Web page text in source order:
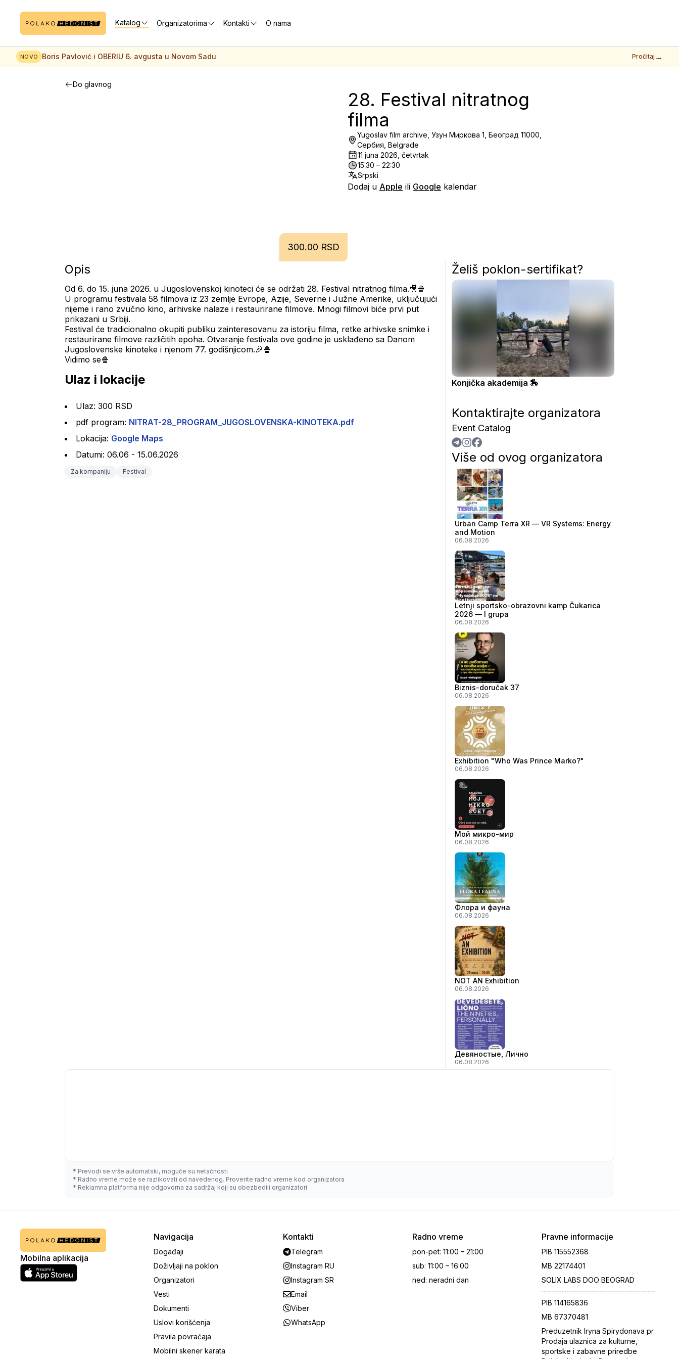
Katalog Organizatorima Kontakti O nama
NOVO Boris Pavlović i OBERIU 6. avgusta u Novom Sadu Pročitaj →
Do glavnog
300.00 RSD
28. Festival nitratnog
filma
Yugoslav film archive, Узун Миркова 1, Београд 11000,
Сербия, Belgrade
11 juna 2026, četvrtak
15:30 – 22:30
Srpski
Dodaj u Apple ili Google kalendar
Opis
Od 6. do 15. juna 2026. u Jugoslovenskoj kinoteci će se održati 28. Festival nitratnog filma.🎥🍿
U programu festivala 58 filmova iz 23 zemlje Evrope, Azije, Severne i Južne Amerike, uključujući
nijeme i rano zvučno kino, arhivske nalaze i restaurirane filmove. Mnogi filmovi biće prvi put
prikazani u Srbiji.
Festival će tradicionalno okupiti publiku zainteresovanu za istoriju filma, retke arhivske snimke i
restaurirane filmove različitih epoha. Otvaranje festivala ove godine je usklađeno sa Danom
Jugoslovenske kinoteke i njenom 77. godišnjicom.🎉🍿
Vidimo se🍿
Ulaz i lokacije
Ulaz: 300 RSD
pdf program: NITRAT-28_PROGRAM_JUGOSLOVENSKA-KINOTEKA.pdf
Lokacija: Google Maps
Datumi: 06.06 - 15.06.2026
Za kompaniju Festival
Želiš poklon-sertifikat?
Konjička akademija 🏇
Kontaktirajte organizatora
Event Catalog
Više od ovog organizatora
Urban Camp Terra XR — VR Systems: Energy
and Motion
06.08.2026
Letnji sportsko-obrazovni kamp Čukarica
2026 — I grupa
06.08.2026
Biznis-doručak 37
06.08.2026
Exhibition "Who Was Prince Marko?"
06.08.2026
Мой микро-мир
06.08.2026
Флора и фауна
06.08.2026
NOT AN Exhibition
06.08.2026
Девяностые, Лично
06.08.2026
* Prevodi se vrše automatski, moguće su netačnosti
* Radno vreme može se razlikovati od navedenog. Proverite radno vreme kod organizatora
* Reklamna platforma nije odgovorna za sadržaj koji su obezbedili organizatori
Mobilna aplikacija
Navigacija
Događaji
Doživljaji na poklon
Organizatori
Vesti
Dokumenti
Uslovi korišćenja
Pravila povraćaja
Mobilni skener karata
Kontakti
Telegram
Instagram RU
Instagram SR
Email
Viber
WhatsApp
Radno vreme
pon-pet: 11:00 – 21:00
sub: 11:00 – 16:00
ned: neradni dan
Pravne informacije
PIB 115552368
MB 22174401
SOLIX LABS DOO BEOGRAD
PIB 114165836
MB 67370481
Preduzetnik Iryna Spirydonava pr
Prodaja ulaznica za kulturne,
sportske i zabavne priredbe